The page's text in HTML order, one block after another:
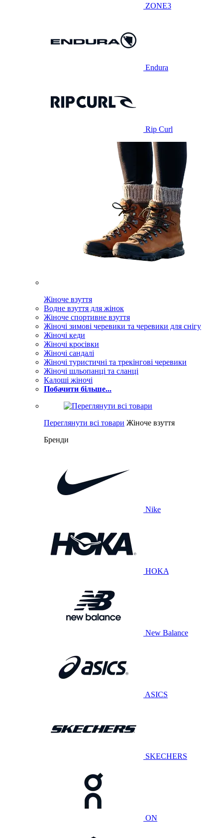
ZONE3
Endura
Rip Curl
Жіноче взуття
Водне взуття для жінок
Жіноче спортивне взуття
Жіночі зимові черевики та черевики для снігу
Жіночі кеди
Жіночі кросівки
Жіночі сандалі
Жіночі туристичні та трекінгові черевики
Жіночі шльопанці та сланці
Калоші жіночі
Побачити більше...
Переглянути всі товари Жіноче взуття
Бренди
Nike
HOKA
New Balance
ASICS
SKECHERS
ON